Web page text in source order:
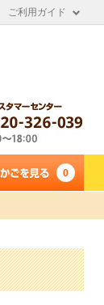
ご利用ガイド
0